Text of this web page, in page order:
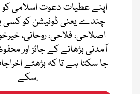
اپنے عطیات دعوت اسلامی
چندے یعنی ڈونیشن کو کسی
اصلاحی، فلاحی، روحانی،
آمدنی بڑھانے کے جائز اور
جا سکتا ہے تا کہ بڑھتے
سکے.